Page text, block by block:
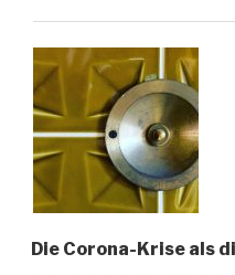
Die Corona-Krise als